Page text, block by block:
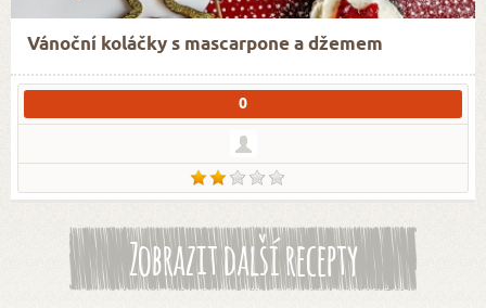
Vánoční koláčky s mascarpone a džemem
0
Zobrazit další recepty